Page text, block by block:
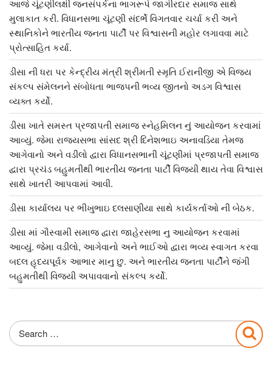
આજે ચૂંટણીલક્ષી જનસંપર્કના ભાગરૂપે જાગીરદાર સમાજ સાથે
મુલાકાત કરી. વિધાનસભા ચૂંટણી સંદર્ભે વિગતવાર ચર્ચા કરી અને
સ્થાનિકોને ભારતીય જનતા પાર્ટી પર વિશ્વાસની મહોર લગાવવા માટે
પ્રોત્સાહિત કર્યા.
ડીસા ની ધરા પર કેન્દ્રીય મંત્રી શ્રીમતી સ્મૃતિ ઈરાનીજી એ વિજય
સંકલ્પ સંમેલનને સંબોધતા ભાજપની ભવ્ય જીતનો અડગ વિશ્વાસ
વ્યક્ત કર્યો.
ડીસા ખાતે સમસ્ત પ્રજાપતી સમાજ સ્નેહમિલન નું આયોજન કરવામાં
આવ્યું. જેમા રાજ્યસભા સાંસદ શ્રી દિનેશભાઇ અનાવડિયા તેમજ
આગેવાનો અને વડીલો દ્વારા વિધાનસભાની ચૂંટણીમાં પ્રજાપતી સમાજ
દ્વારા પ્રચંડ બહુમતીથી ભારતીય જનતા પાર્ટી વિજયી થાય તેવા વિશ્વાસ
સાથે ખાતરી આપવામાં આવી.
ડીસા કાર્યાલય પર ભીખુભાઇ દલસાણીયા સાથે કાર્યકર્તાઓ ની બેઠક.
ડીસા માં ગૌસ્વામી સમાજ દ્વારા જાહેરસભા નુ આયોજન કરવામાં
આવ્યું. જેમા વડીલો, આગેવાનો અને ભાઈઓ દ્વારા ભવ્ય સ્વાગત કરવા
બદલ હૃદયપૂર્વક આભાર માનુ છુ. અને ભારતીય જનતા પાર્ટીને જંગી
બહુમતીથી વિજયી અપાવવાનો સંકલ્પ કર્યો.
Search
for: